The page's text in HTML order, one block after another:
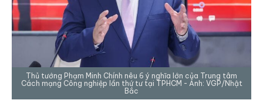
Thủ tướng Phạm Minh Chính nêu 6 ý nghĩa lớn của Trung tâm
Cách mạng Công nghiệp lần thứ tư tại TPHCM - Ảnh: VGP/Nhật
Bắc